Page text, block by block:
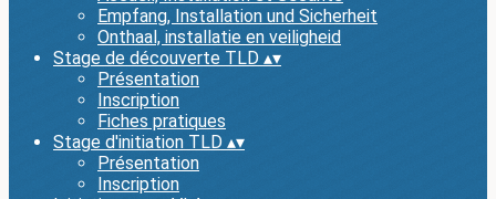
Empfang, Installation und Sicherheit
Onthaal, installatie en veiligheid
Stage de découverte TLD ▴▾
Présentation
Inscription
Fiches pratiques
Stage d'initiation TLD ▴▾
Présentation
Inscription